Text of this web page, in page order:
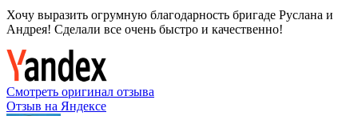
Хочу выразить огрумную благодарность бригаде Руслана и
Андрея! Сделали все очень быстро и качественно!
Смотреть оригинал отзыва
Отзыв на Яндексе